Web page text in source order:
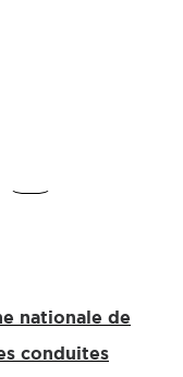
nationale de
conduites